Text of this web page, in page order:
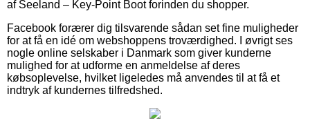
af Seeland – Key-Point Boot forinden du shopper.
Facebook forærer dig tilsvarende sådan set fine muligheder
for at få en idé om webshoppens troværdighed. I øvrigt ses
nogle online selskaber i Danmark som giver kunderne
mulighed for at udforme en anmeldelse af deres
købsoplevelse, hvilket ligeledes må anvendes til at få et
indtryk af kundernes tilfredshed.